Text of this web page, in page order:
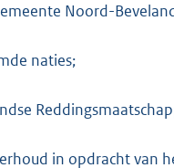
Noord-
naties;
in opdracht van